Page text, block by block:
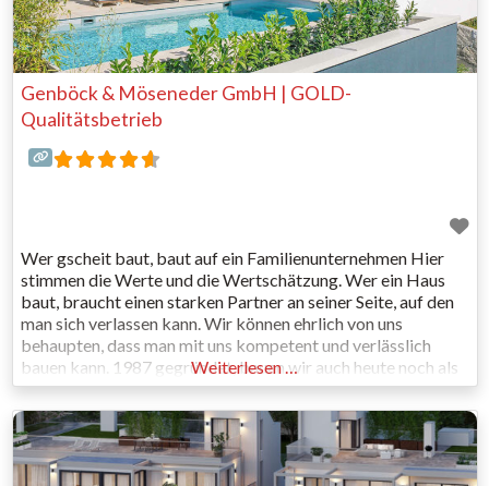
Genböck & Möseneder GmbH | GOLD-
Qualitätsbetrieb
Wer gscheit baut, baut auf ein Familienunternehmen Hier
stimmen die Werte und die Wertschätzung. Wer ein Haus
baut, braucht einen starken Partner an seiner Seite, auf den
man sich verlassen kann. Wir können ehrlich von uns
behaupten, dass man mit uns kompetent und verlässlich
bauen kann. 1987 gegründet, bauen wir auch heute noch als
Familienunternehmen Wohnhäuser und Objektgebäude in
Premiumqualität,
Weiterlesen …